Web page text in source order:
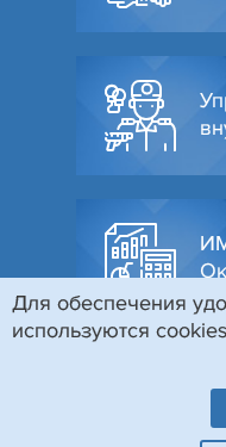
© Администрация
Разработка и
Для обеспечения
используются cookies